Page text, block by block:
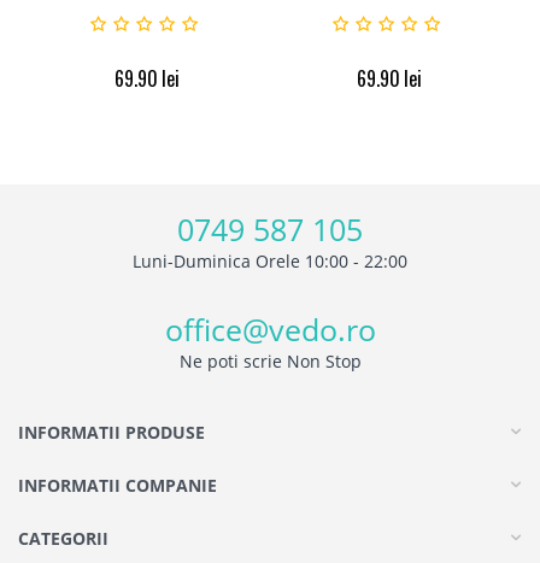
69.90 lei 69.90 lei
0749 587 105
Luni-Duminica Orele 10:00 - 22:00
office@vedo.ro
Ne poti scrie Non Stop
INFORMATII PRODUSE
INFORMATII COMPANIE
CATEGORII